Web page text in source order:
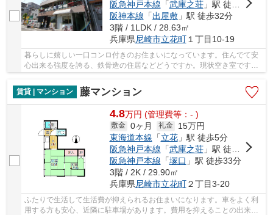
阪急神戸本線 「武庫之荘」駅 徒歩27分
阪神本線 「出屋敷」駅 徒歩32分
3階 / 1LDK / 28.63㎡
兵庫県尼崎市立花町１丁目10-19
暮らしに嬉しい一口コンロ付きのお住まいになっています。住んでて安
心出来る強度を誇る、鉄骨造の住居などどうですか。現状空き室ですの
賃貸 | マンション
藤マンション
4.8万円 (管理費等：- )
敷金 0ヶ月 礼金
15万円
東海道本線 「立花」駅 徒歩5分
阪急神戸本線 「武庫之荘」駅 徒歩20分
阪急神戸本線 「塚口 」駅 徒歩33分
3階 / 2K / 29.90㎡
兵庫県尼崎市立花町２丁目3-20
ふたりで生活して生活費が抑えられるお住まいになります。車をよく利
用する方も安心、近隣に駐車場があります。費用を抑えることの出来る